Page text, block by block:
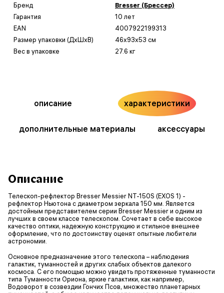
Бренд
Bresser (Брессер)
Гарантия
10 лет
EAN
4007922199313
Размер упаковки (ДxШxВ)
46x93x53 см
Вес в упаковке
27.6 кг
описание характеристики
дополнительные материалы аксессуары
Описание
Телескоп-рефлектор Bresser Messier NT-150S (EXOS 1) -
рефлектор Ньютона с диаметром зеркала 150 мм. Является
достойным представителем серии Bresser Messier и одним из
лучших в своем классе телескопом. Сочетает в себе высокое
качество оптики, надежную конструкцию и стильное внешнее
оформление, что по достоинству оценят опытные любители
астрономии.
Основное предназначение этого телескопа – наблюдения
галактик, туманностей и других слабых объектов далекого
космоса. С его помощью можно увидеть протяженные туманности
типа Туманности Ориона, яркие галактики, как например,
Водоворот в созвездии Гончих Псов, множество планетарных